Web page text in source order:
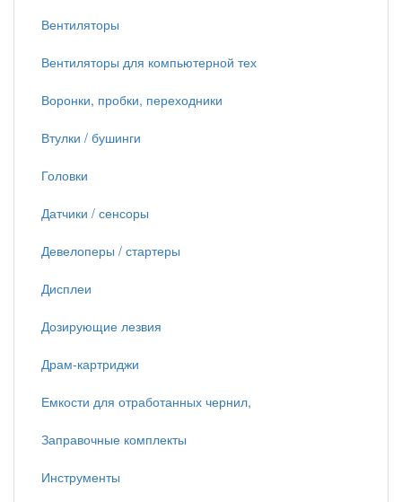
Вентиляторы
Вентиляторы для компьютерной тех
Воронки, пробки, переходники
Втулки / бушинги
Головки
Датчики / сенсоры
Девелоперы / стартеры
Дисплеи
Дозирующие лезвия
Драм-картриджи
Емкости для отработанных чернил,
Заправочные комплекты
Инструменты